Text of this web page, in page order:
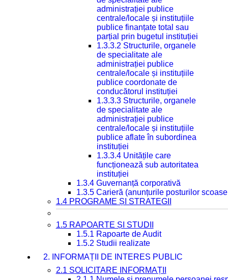
administrației publice
centrale/locale și instituțiile
publice finanțate total sau
parțial prin bugetul instituției
1.3.3.2 Structurile, organele
de specialitate ale
administrației publice
centrale/locale și instituțiile
publice coordonate de
conducătorul instituției
1.3.3.3 Structurile, organele
de specialitate ale
administrației publice
centrale/locale și instituțiile
publice aflate în subordinea
instituției
1.3.3.4 Unitățile care
funcționează sub autoritatea
instituției
1.3.4 Guvernanță corporativă
1.3.5 Carieră (anunțurile posturilor
1.4 PROGRAME ȘI STRATEGII
1.5 RAPOARTE ȘI STUDII
1.5.1 Rapoarte de Audit
1.5.2 Studii realizate
2. INFORMAȚII DE INTERES PUBLIC
2.1 SOLICITARE INFORMAȚII